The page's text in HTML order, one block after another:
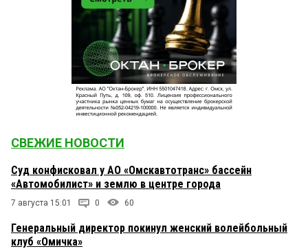
СВЕЖИЕ НОВОСТИ
Суд конфисковал у АО «Омскавтотранс» бассейн
«Автомобилист» и землю в центре города
7 августа 15:01 0 60
Генеральный директор покинул женский волейбольный
клуб «Омичка»